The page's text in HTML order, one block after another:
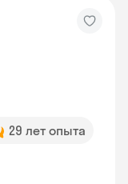
29 лет опыта